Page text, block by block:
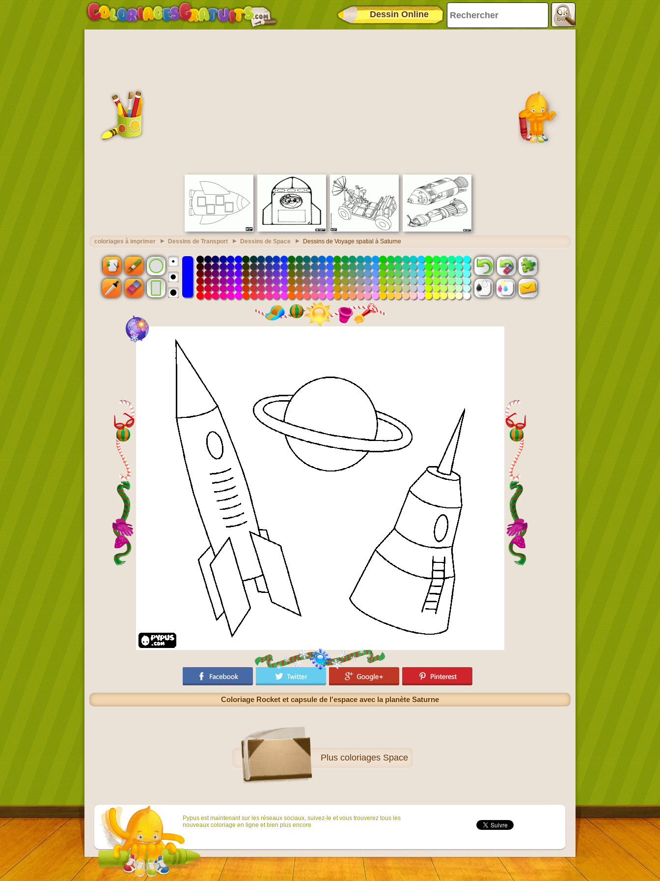
Dessin Online
coloriages à imprimer Dessins de Transport Dessins de Space Dessins de Voyage spatial à Saturne
Coloriage Rocket et capsule de l'espace avec la planète Saturne
Plus coloriages Space
Pypus est maintenant sur ​​les réseaux sociaux, suivez-le et vous trouverez tous les
nouveaux coloriage en ligne et bien plus encore